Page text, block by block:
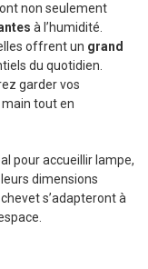
non seulement
à l’humidité.
offrent un grand
du quotidien.
garder vos
tout en
pour accueillir lampe,
dimensions
s’adapteront à